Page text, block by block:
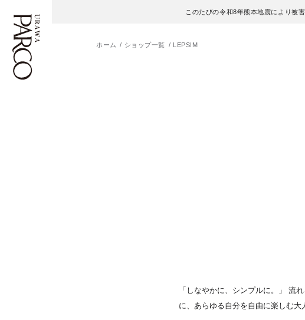
このたびの令和8年熊本地震により被
ホーム ショップ一覧 LEPSIM
「しなやかに、シンプルに。」 流
に、あらゆる自分を自由に楽しむ大